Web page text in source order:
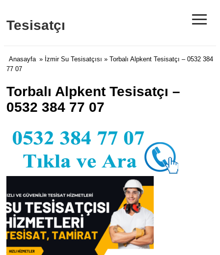
Tesisatçı ≡
Anasayfa » İzmir Su Tesisatçısı » Torbalı Alpkent Tesisatçı – 0532 384
77 07
Torbalı Alpkent Tesisatçı –
0532 384 77 07